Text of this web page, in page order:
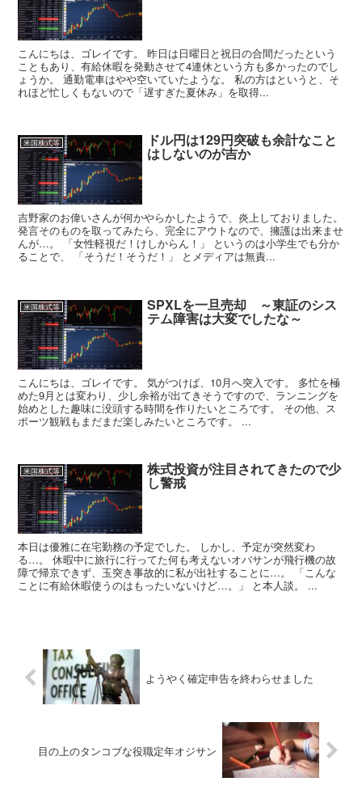
こんにちは、ゴレイです。 昨日は日曜日と祝日の合間だったという
こともあり、有給休暇を発動させて4連休という方も多かったのでし
ょうか。 通勤電車はやや空いていたような。 私の方はというと、そ
れほど忙しくもないので「遅すぎた夏休み」を取得...
米国株式等 ドル円は129円突破も余計なこと
はしないのが吉か
吉野家のお偉いさんが何かやらかしたようで、炎上しておりました。
発言そのものを取ってみたら、完全にアウトなので、擁護は出来ませ
んが…。 「女性軽視だ！けしからん！」 というのは小学生でも分か
ることで、 「そうだ！そうだ！」 とメディアは無責...
米国株式等 SPXLを一旦売却 ～東証のシス
テム障害は大変でしたな～
こんにちは、ゴレイです。 気がつけば、10月へ突入です。 多忙を極
めた9月とは変わり、少し余裕が出てきそうですので、ランニングを
始めとした趣味に没頭する時間を作りたいところです。 その他、ス
ポーツ観戦もまだまだ楽しみたいところです。 ...
米国株式等 株式投資が注目されてきたので少
し警戒
本日は優雅に在宅勤務の予定でした。 しかし、予定が突然変わ
る…。 休暇中に旅行に行ってた何も考えないオバサンが飛行機の故
障で帰京できず、玉突き事故的に私が出社することに…。 「こんな
ことに有給休暇使うのはもったいないけど…。」 と本人談。 ...
ようやく確定申告を終わらせました
目の上のタンコブな役職定年オジサン